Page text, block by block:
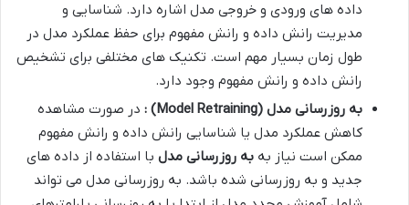
داده های ورودی و خروجی مدل اشاره دارد. شناسایی و
مدیریت رانش داده و رانش مفهوم برای حفظ عملکرد مدل در
طول زمان بسیار مهم است. تکنیک های مختلفی برای تشخیص
رانش داده و رانش مفهوم وجود دارد.
به روزرسانی مدل (Model Retraining)
: در صورت مشاهده
کاهش عملکرد مدل یا شناسایی رانش داده و رانش مفهوم
ممکن است نیاز به به روزرسانی مدل با استفاده از داده های
جدید و به روزرسانی شده باشد. به روزرسانی مدل می تواند